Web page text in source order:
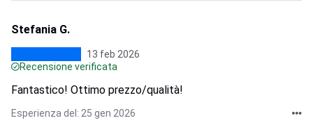
Stefania G.
13 feb 2026
Recensione verificata
Fantastico! Ottimo prezzo/qualità!
Esperienza del: 25 gen 2026